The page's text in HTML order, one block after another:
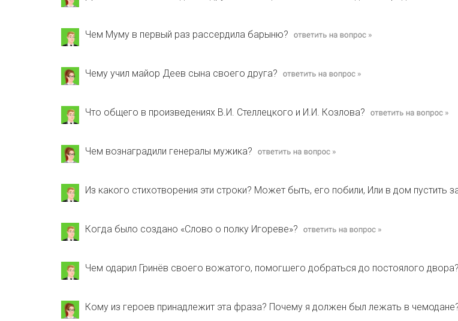
Чем Муму в первый раз рассердила барыню?
Чему учил майор Деев сына своего друга?
Что общего в произведениях В.И. Стеллецкого и И.И. Козлова?
Чем вознаградили генералы мужика?
Из какого стихотворения эти строки? Может быть, его побили, Или в дом пустить
Когда было создано «Слово о полку Игореве»?
Чем одарил Гринёв своего вожатого, помогшего добраться до постоялого двора?
Кому из героев принадлежит эта фраза? Почему я должен был лежать в